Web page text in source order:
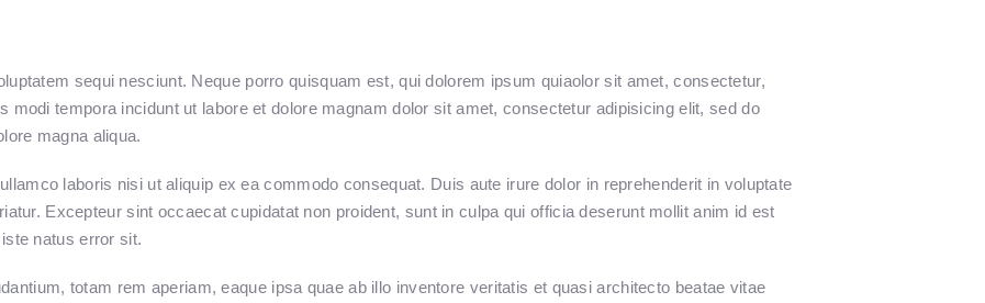
sequi nesciunt. Neque porro quisquam est, qui dolorem ipsum quiaolor sit amet, consectetur,
modi tempora incidunt ut labore et dolore magnam dolor sit amet, consectetur adipisicing elit, sed do
magna aliqua.
laboris nisi ut aliquip ex ea commodo consequat. Duis aute irure dolor in reprehenderit in voluptate
Excepteur sint occaecat cupidatat non proident, sunt in culpa qui officia deserunt mollit anim id est
natus error sit.
totam rem aperiam, eaque ipsa quae ab illo inventore veritatis et quasi architecto beatae vitae